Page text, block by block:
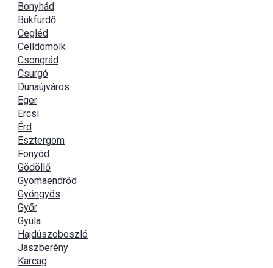
Bonyhád
Bükfürdő
Cegléd
Celldömölk
Csongrád
Csurgó
Dunaújváros
Eger
Ercsi
Érd
Esztergom
Fonyód
Gödöllő
Gyomaendrőd
Gyöngyös
Győr
Gyula
Hajdúszoboszló
Jászberény
Karcag